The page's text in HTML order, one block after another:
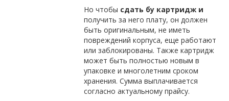
Но чтобы сдать бу картридж и
получить за него плату, он должен
быть оригинальным, не иметь
повреждений корпуса, еще работают
или заблокированы. Также картридж
может быть полностью новым в
упаковке и многолетним сроком
хранения. Сумма выплачивается
согласно актуальному прайсу.